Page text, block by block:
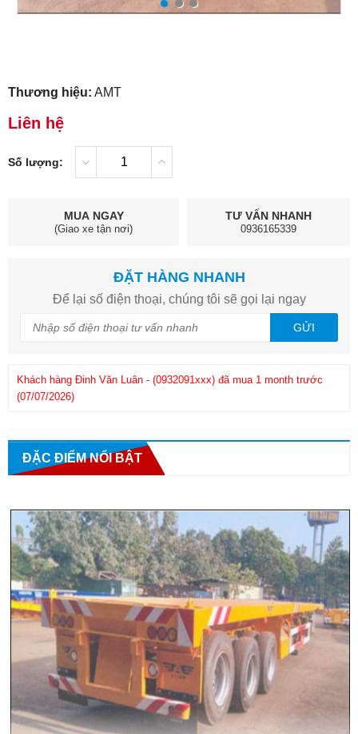
Thương hiệu: AMT
Liên hệ
Số lượng:
MUA NGAY
(Giao xe tận nơi)
TƯ VẤN NHANH
0936165339
ĐẶT HÀNG NHANH
Để lại số điện thoại, chúng tôi sẽ gọi lại ngay
GỬI
Khách hàng
(0908286xxx)
đã mua 1 month trước
(25/06/2026)
ĐẶC ĐIỂM NỔI BẬT